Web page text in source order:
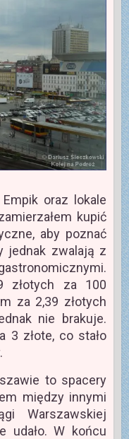
oraz lokale
kupić
aby poznać
jednak zwalają z
złotych za 100
za 2,39 złotych
nie brakuje.
3 złote, co stało
to spacery
między innymi
Warszawskiej
udało. W końcu